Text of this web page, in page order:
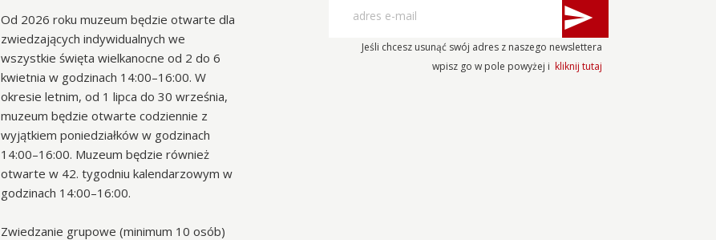
Od 2026 roku muzeum będzie otwarte dla
zwiedzających indywidualnych we
wszystkie święta wielkanocne od 2 do 6
kwietnia w godzinach 14:00–16:00. W
okresie letnim, od 1 lipca do 30 września,
muzeum będzie otwarte codziennie z
wyjątkiem poniedziałków w godzinach
14:00–16:00. Muzeum będzie również
otwarte w 42. tygodniu kalendarzowym w
godzinach 14:00–16:00.
Zwiedzanie grupowe (minimum 10 osób)
send
Jeśli chcesz usunąć swój adres z naszego newslettera
wpisz go w pole powyżej i kliknij tutaj